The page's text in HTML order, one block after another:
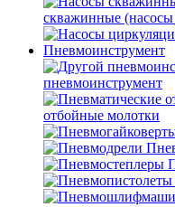
скважинные
Пневмоинструмент
пневмоинструмент
отбойные молотки